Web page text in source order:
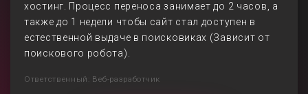
хостинг. Процесс переноса занимает до 2 часов, а
также до 1 недели чтобы сайт стал доступен в
естественной выдаче в поисковиках (Зависит от
поискового робота).
Ответственный: Веб-разработчик